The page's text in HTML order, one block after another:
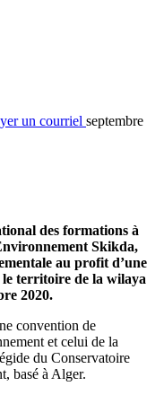
un courriel septembre
des formations à
Skikda,
au profit d’une
territoire de la wilaya
2020.
convention de
et celui de la
du Conservatoire
basé à Alger.